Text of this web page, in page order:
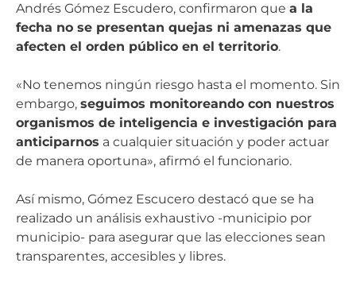
Andrés Gómez Escudero, confirmaron que a la
fecha no se presentan quejas ni amenazas que
afecten el orden público en el territorio.
«No tenemos ningún riesgo hasta el momento. Sin
embargo, seguimos monitoreando con nuestros
organismos de inteligencia e investigación para
anticiparnos a cualquier situación y poder actuar
de manera oportuna», afirmó el funcionario.
Así mismo, Gómez Escucero destacó que se ha
realizado un análisis exhaustivo -municipio por
municipio- para asegurar que las elecciones sean
transparentes, accesibles y libres.